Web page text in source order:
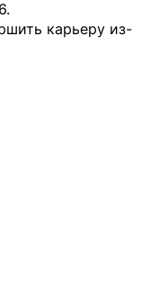
карьеру из-